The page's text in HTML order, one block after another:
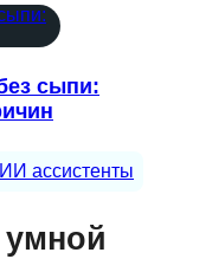
сыпи:
ИИ ассистенты